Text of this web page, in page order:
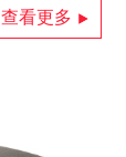
查看更多